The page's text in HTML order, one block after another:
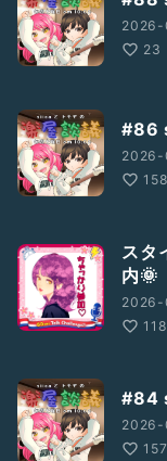
23
#86
158
スタ
内🌞
2026-
#84
2026-